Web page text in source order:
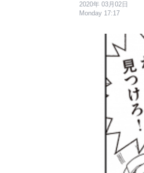
2020年 03月02日
Monday 17:17